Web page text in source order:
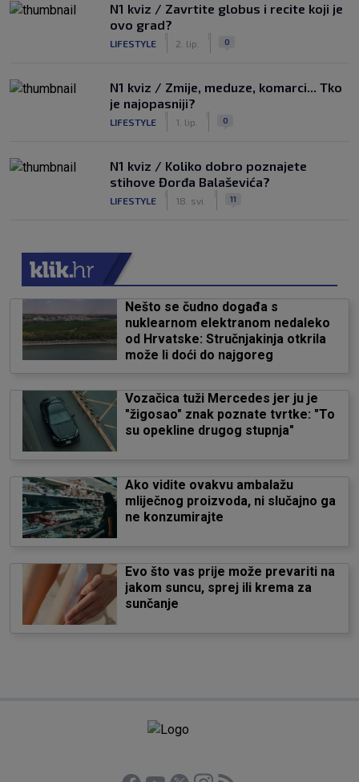
N1 kviz / Zavrtite globus i recite koji je
ovo grad?
LIFESTYLE 2. lip. 0
N1 kviz / Zmije, meduze, komarci... Tko
je najopasniji?
LIFESTYLE 1. lip. 0
N1 kviz / Koliko dobro poznajete
stihove Đorđa Balaševića?
LIFESTYLE 18. svi. 11
Nešto se čudno događa s
nuklearnom elektranom nedaleko
od Hrvatske: Stručnjakinja otkrila
može li doći do najgoreg
Vozačica tuži Mercedes jer ju je
"žigosao" znak poznate tvrtke: "To
su opekline drugog stupnja"
Ako vidite ovakvu ambalažu
mliječnog proizvoda, ni slučajno ga
ne konzumirajte
Evo što vas prije može prevariti na
jakom suncu, sprej ili krema za
sunčanje